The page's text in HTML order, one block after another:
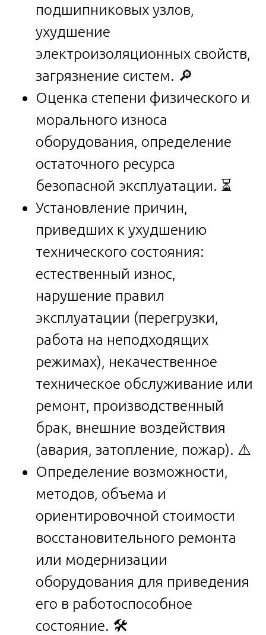
подшипниковых узлов,
ухудшение
электроизоляционных свойств,
загрязнение систем. 🔎
Оценка степени физического и
морального износа
оборудования, определение
остаточного ресурса
безопасной эксплуатации. ⏳
Установление причин,
приведших к ухудшению
технического состояния:
естественный износ,
нарушение правил
эксплуатации (перегрузки,
работа на неподходящих
режимах), некачественное
техническое обслуживание или
ремонт, производственный
брак, внешние воздействия
(авария, затопление, пожар). ⚠️
Определение возможности,
методов, объема и
ориентировочной стоимости
восстановительного ремонта
или модернизации
оборудования для приведения
его в работоспособное
состояние. 🛠️